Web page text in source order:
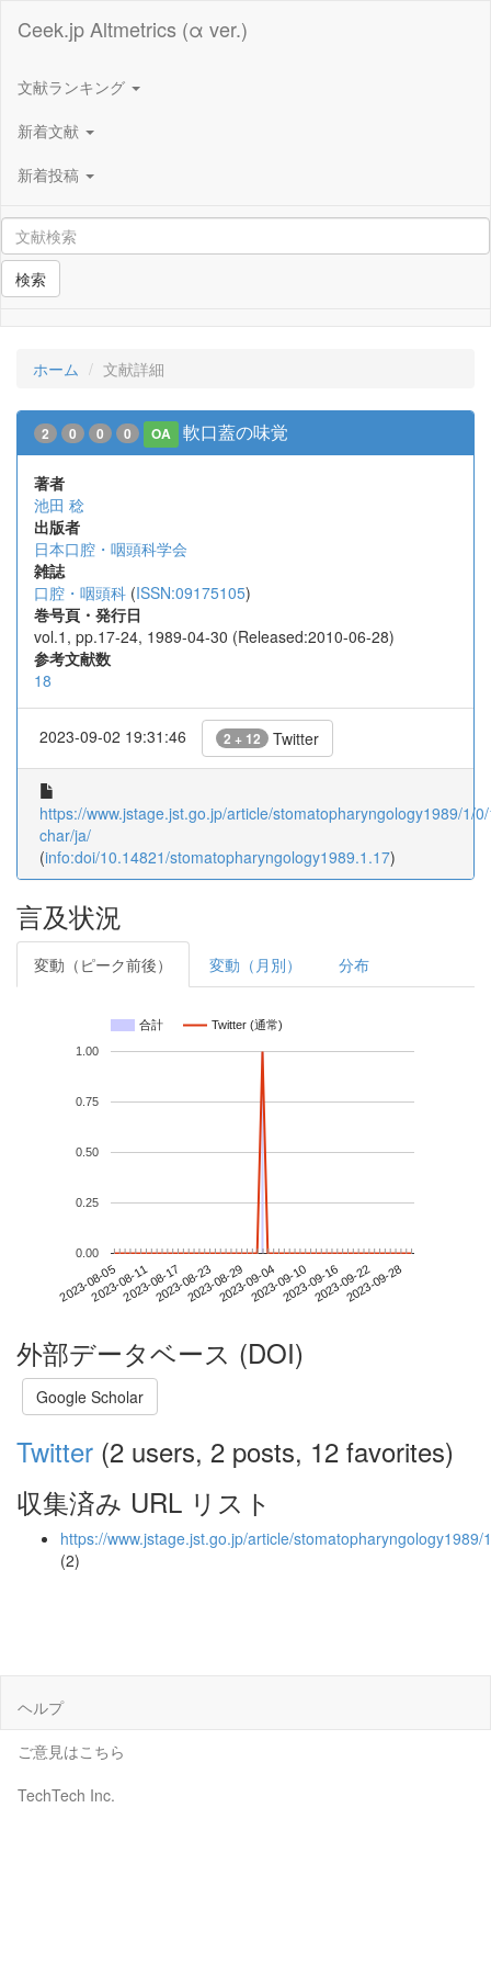
Ceek.jp Altmetrics (α ver.)
文献ランキング
新着文献
新着投稿
検索
ホーム 文献詳細
2 0 0 0 OA 軟口蓋の味覚
著者
池田 稔
出版者
日本口腔・咽頭科学会
雑誌
口腔・咽頭科 (ISSN:09175105)
巻号頁・発行日
vol.1, pp.17-24, 1989-04-30 (Released:2010-06-28)
参考文献数
18
2023-09-02 19:31:46 2 + 12 Twitter
https://www.jstage.jst.go.jp/article/stomatopharyngology1989/1/
char/ja/
(info:doi/10.14821/stomatopharyngology1989.1.17)
言及状況
変動（ピーク前後） 変動（月別） 分布
合計 Twitter (通常)
2023-08-052023-08-112023-08-172023-08-232023-08-292023-09-042023-09-102023-09-162023-09-222023-09-28
0.00
0.25
0.50
0.75
1.00
外部データベース (DOI)
Google Scholar
Twitter (2 users, 2 posts, 12 favorites)
収集済み URL リスト
https://www.jstage.jst.go.jp/article/stomatopharyngology1989/
(2)
ヘルプ
ご意見はこちら
TechTech Inc.